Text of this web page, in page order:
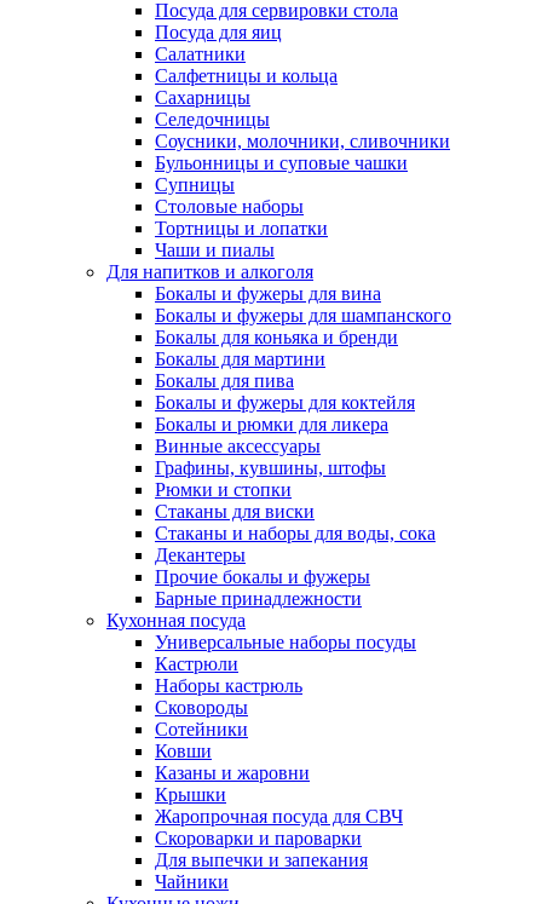
Посуда для сервировки стола
Посуда для яиц
Салатники
Салфетницы и кольца
Сахарницы
Селедочницы
Соусники, молочники, сливочники
Бульонницы и суповые чашки
Супницы
Столовые наборы
Тортницы и лопатки
Чаши и пиалы
Для напитков и алкоголя
Бокалы и фужеры для вина
Бокалы и фужеры для шампанского
Бокалы для коньяка и бренди
Бокалы для мартини
Бокалы для пива
Бокалы и фужеры для коктейля
Бокалы и рюмки для ликера
Винные аксессуары
Графины, кувшины, штофы
Рюмки и стопки
Стаканы для виски
Стаканы и наборы для воды, сока
Декантеры
Прочие бокалы и фужеры
Барные принадлежности
Кухонная посуда
Универсальные наборы посуды
Кастрюли
Наборы кастрюль
Сковороды
Сотейники
Ковши
Казаны и жаровни
Крышки
Жаропрочная посуда для СВЧ
Скороварки и пароварки
Для выпечки и запекания
Чайники